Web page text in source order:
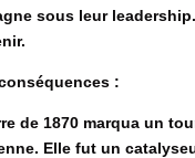
sous leur
:
de 1870 marqua un
Elle fut un